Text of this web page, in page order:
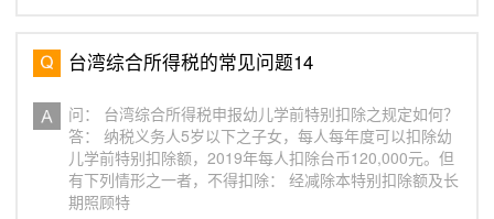
台湾综合所得税的常见问题14
问： 台湾综合所得税申报幼儿学前特别扣除之规定如何？
答： 纳税义务人5岁以下之子女，每人每年度可以扣除幼
儿学前特别扣除额，2019年每人扣除台币120,000元。但
有下列情形之一者，不得扣除： 经减除本特别扣除额及长
期照顾特